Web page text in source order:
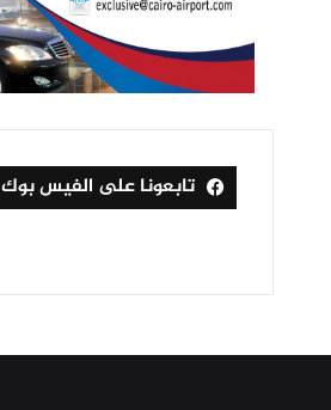
تابعونا على الفيس بوك